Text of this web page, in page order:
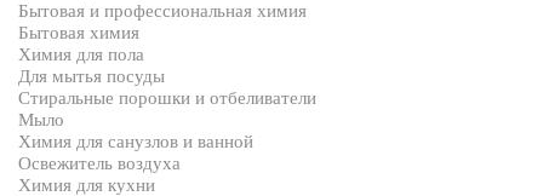
Бытовая и профессиональная химия
Бытовая химия
Химия для пола
Для мытья посуды
Стиральные порошки и отбеливатели
Мыло
Химия для санузлов и ванной
Освежитель воздуха
Химия для кухни